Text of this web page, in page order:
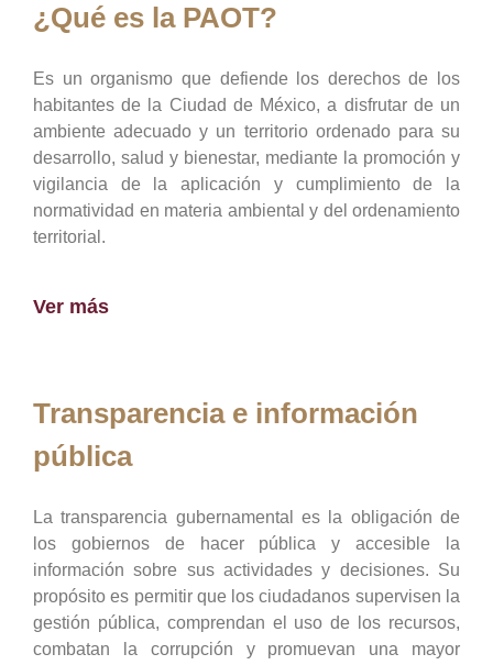
¿Qué es la PAOT?
Es un organismo que defiende los derechos de los
habitantes de la Ciudad de México, a disfrutar de un
ambiente adecuado y un territorio ordenado para su
desarrollo, salud y bienestar, mediante la promoción y
vigilancia de la aplicación y cumplimiento de la
normatividad en materia ambiental y del ordenamiento
territorial.
Ver más
Transparencia e información
pública
La transparencia gubernamental es la obligación de
los gobiernos de hacer pública y accesible la
información sobre sus actividades y decisiones. Su
propósito es permitir que los ciudadanos supervisen la
gestión pública, comprendan el uso de los recursos,
combatan la corrupción y promuevan una mayor